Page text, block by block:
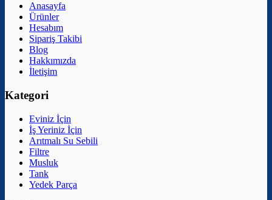
Anasayfa
Ürünler
Hesabım
Sipariş Takibi
Blog
Hakkımızda
İletişim
Kategori
Eviniz İçin
İş Yeriniz İçin
Arıtmalı Su Sebili
Filtre
Musluk
Tank
Yedek Parça